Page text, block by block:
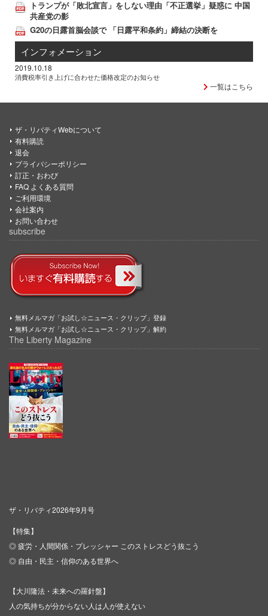
トランプが「敗北宣言」をしない理由「不正選挙」疑惑に 中国
共産党の影
G20の日露首脳会談で 「日露平和条約」締結の決断を
インフォメーション
2019.10.18
消費税率引き上げに合わせた価格改定のお知らせ
一覧はこちら
ザ・リバティWebについて
有料購読
退会
プライバシーポリシー
訂正・おわび
FAQ よくある質問
ご利用環境
会社案内
お問い合わせ
subscribe
無料メルマガ「お試し☆ニュース・クリップ」登録
無料メルマガ「お試し☆ニュース・クリップ」解約
The Liberty Magazine
ザ・リバティ2026年9月号
【特集】
◎ 疲労・人間関係・プレッシャー このストレスどう抜こう
◎ 自由・民主・信仰のある世界へ
【大川隆法・未来への羅針盤】
人の気持ちが分からない人は人が使えない